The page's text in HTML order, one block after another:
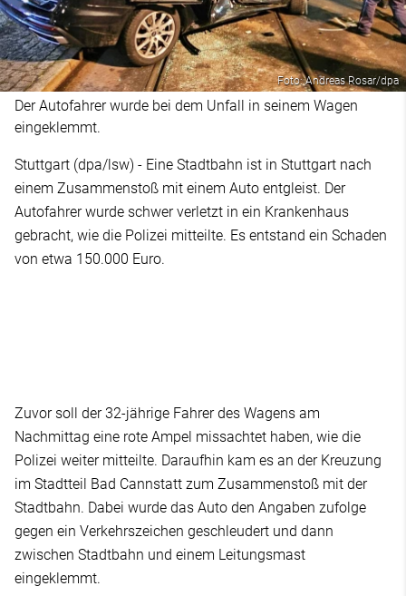
Foto: Andreas Rosar/dpa
Der Autofahrer wurde bei dem Unfall in seinem Wagen
eingeklemmt.
Stuttgart (dpa/lsw) - Eine Stadtbahn ist in Stuttgart nach
einem Zusammenstoß mit einem Auto entgleist. Der
Autofahrer wurde schwer verletzt in ein Krankenhaus
gebracht, wie die Polizei mitteilte. Es entstand ein Schaden
von etwa 150.000 Euro.
Zuvor soll der 32-jährige Fahrer des Wagens am
Nachmittag eine rote Ampel missachtet haben, wie die
Polizei weiter mitteilte. Daraufhin kam es an der Kreuzung
im Stadtteil Bad Cannstatt zum Zusammenstoß mit der
Stadtbahn. Dabei wurde das Auto den Angaben zufolge
gegen ein Verkehrszeichen geschleudert und dann
zwischen Stadtbahn und einem Leitungsmast
eingeklemmt.